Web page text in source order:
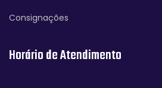
Consignações
Horário de Atendimento